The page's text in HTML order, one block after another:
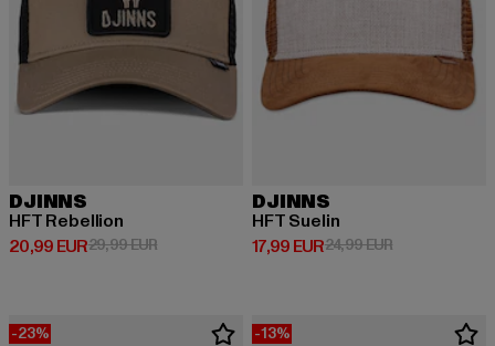
DJINNS
HFT Rebellion
20,99 EUR
Derzeitiger Preis: 20,99 EUR
29,99 EURAktionspreis: 29,99 EUR
DJINNS
HFT Suelin
17,99 EUR
Derzeitiger Preis: 17,99 EUR
24,99 EURAktionspreis:
-23% -13%